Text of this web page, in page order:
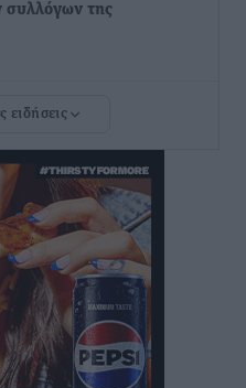
συλλόγων της
να τις αλλάξουν άμεσα
στο κλειστό της
ειδήσεις